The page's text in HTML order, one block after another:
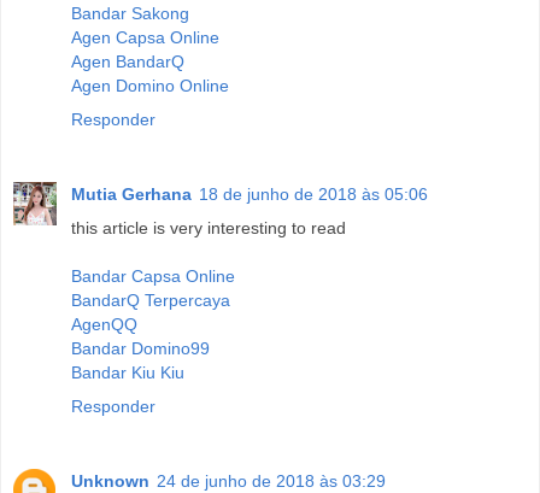
Bandar Sakong
Agen Capsa Online
Agen BandarQ
Agen Domino Online
Responder
Mutia Gerhana 18 de junho de 2018 às 05:06
this article is very interesting to read
Bandar Capsa Online
BandarQ Terpercaya
AgenQQ
Bandar Domino99
Bandar Kiu Kiu
Responder
Unknown 24 de junho de 2018 às 03:29